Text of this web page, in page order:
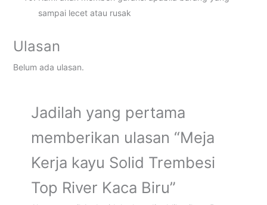
sampai lecet atau rusak
Ulasan
Belum ada ulasan.
Jadilah yang pertama
memberikan ulasan “Meja
Kerja kayu Solid Trembesi
Top River Kaca Biru”